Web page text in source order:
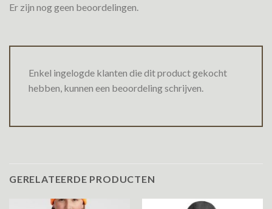
Er zijn nog geen beoordelingen.
Enkel ingelogde klanten die dit product gekocht
hebben, kunnen een beoordeling schrijven.
GERELATEERDE PRODUCTEN